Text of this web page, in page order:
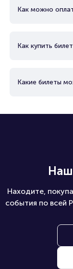
Как можно
Как купить
Какие билеты
Находите,
события по всей